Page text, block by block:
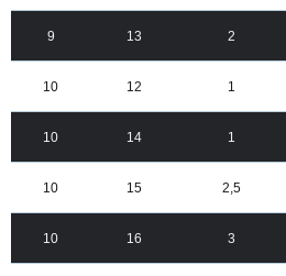
9 13 2
10 12 1
10 14 1
10 15 2,5
10 16 3